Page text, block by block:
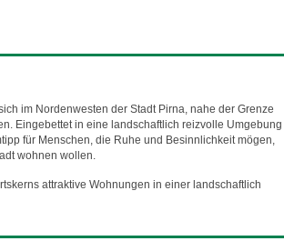
im Nordenwesten der Stadt Pirna, nahe der Grenze
Eingebettet in eine landschaftlich reizvolle Umgebung
für Menschen, die Ruhe und Besinnlichkeit mögen,
wohnen wollen.
attraktive Wohnungen in einer landschaftlich